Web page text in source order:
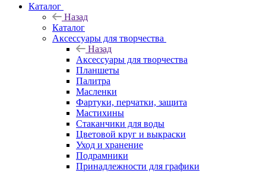
Каталог
Назад
Каталог
Аксессуары для творчества
Назад
Аксессуары для творчества
Планшеты
Палитра
Масленки
Фартуки, перчатки, защита
Мастихины
Стаканчики для воды
Цветовой круг и выкраски
Уход и хранение
Подрамники
Принадлежности для графики